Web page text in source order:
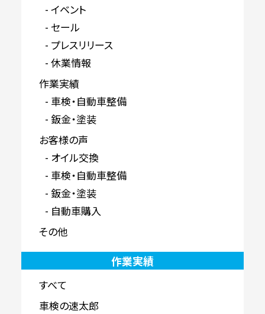
イベント
セール
プレスリリース
休業情報
作業実績
車検・自動車整備
鈑金・塗装
お客様の声
オイル交換
車検・自動車整備
鈑金・塗装
自動車購入
その他
作業実績
すべて
車検の速太郎